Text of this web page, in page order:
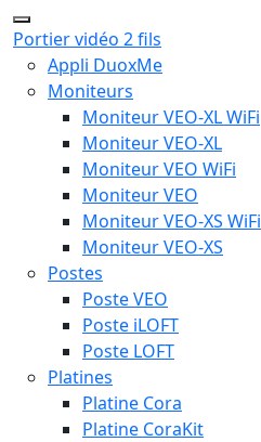
Portier vidéo 2 fils
Appli DuoxMe
Moniteurs
Moniteur VEO-XL WiFi
Moniteur VEO-XL
Moniteur VEO WiFi
Moniteur VEO
Moniteur VEO-XS WiFi
Moniteur VEO-XS
Postes
Poste VEO
Poste iLOFT
Poste LOFT
Platines
Platine Cora
Platine CoraKit